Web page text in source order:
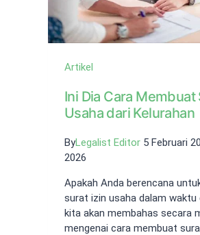
Artikel
Ini Dia Cara Membuat
Usaha dari Kelurahan
ByLegalist Editor 5 Februari
2026
Apakah Anda berencana
surat izin usaha dalam waktu
kita akan membahas secara
mengenai cara membuat